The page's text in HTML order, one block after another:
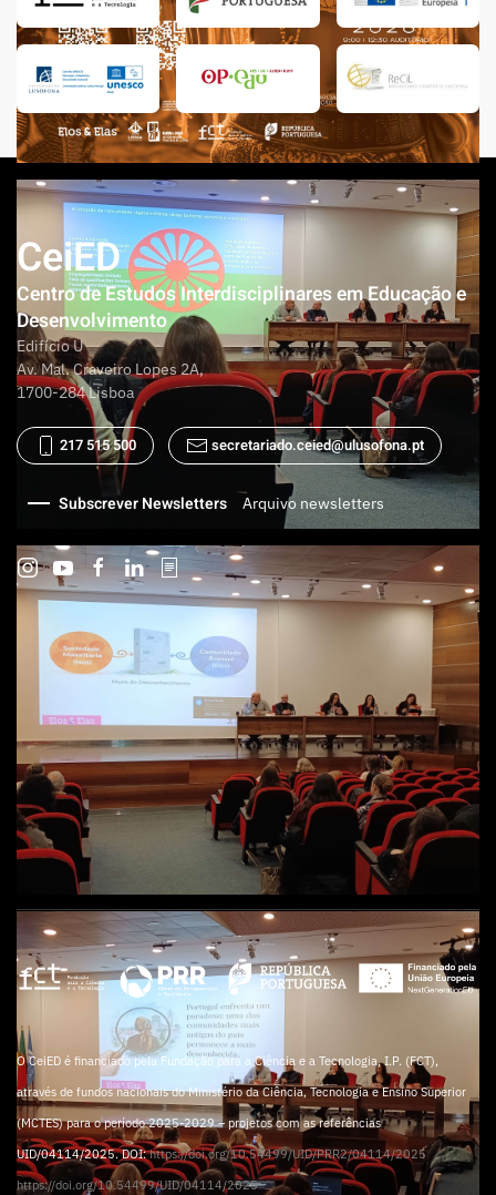
CeiED
Centro de Estudos Interdisciplinares em Educação e
Desenvolvimento
Edifício U
Av. Mal. Craveiro Lopes 2A,
1700-284 Lisboa
217 515 500 secretariado.ceied@ulusofona.pt
Subscrever Newsletters Arquivo newsletters
O CeiED é financiado pela Fundação para a Ciência e a Tecnologia, I.P. (FCT),
através de fundos nacionais do Ministério da Ciência, Tecnologia e Ensino Superior
(MCTES) para o período 2025-2029 – projetos com as referências
UID/04114/2025. DOI:https://doi.org/10.54499/UID/PRR2/04114/2025
https://doi.org/10.54499/UID/04114/2025